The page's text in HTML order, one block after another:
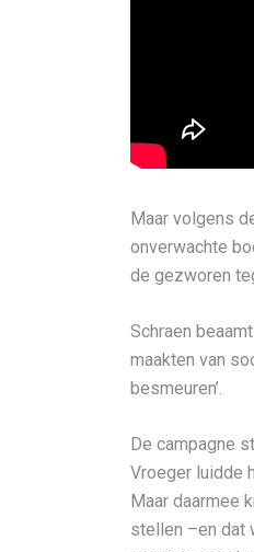
Maar volgens
onverwachte
de gezworen
Schraen
maakten van
besmeuren’.
De campagne
Vroeger luidde
Maar daarmee
stellen –en dat